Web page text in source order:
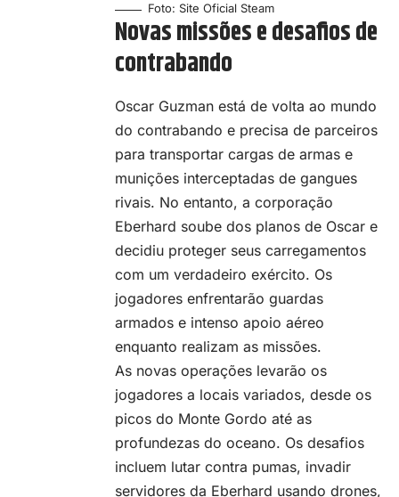
Foto: Site Oficial Steam
Novas missões e desafios de
contrabando
Oscar Guzman está de volta ao mundo
do contrabando e precisa de parceiros
para transportar cargas de armas e
munições interceptadas de gangues
rivais. No entanto, a corporação
Eberhard soube dos planos de Oscar e
decidiu proteger seus carregamentos
com um verdadeiro exército. Os
jogadores enfrentarão guardas
armados e intenso apoio aéreo
enquanto realizam as missões.
As novas operações levarão os
jogadores a locais variados, desde os
picos do Monte Gordo até as
profundezas do oceano. Os desafios
incluem lutar contra pumas, invadir
servidores da Eberhard usando drones,